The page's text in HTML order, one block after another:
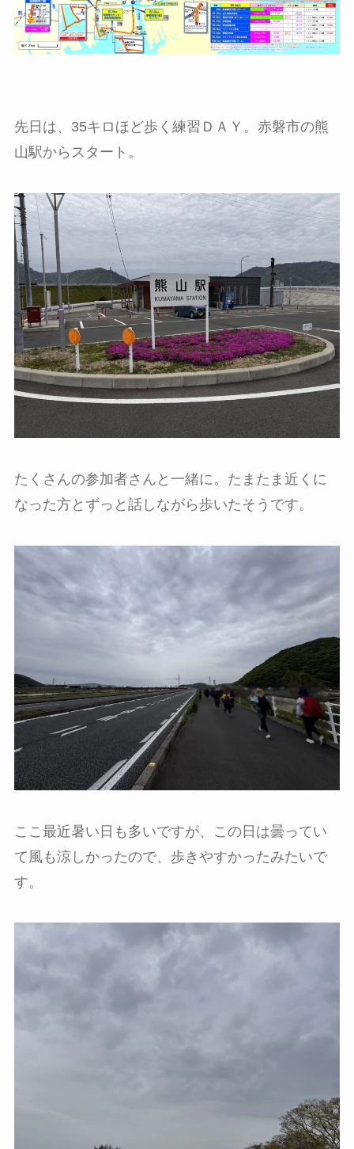
先日は、35キロほど歩く練習ＤＡＹ。赤磐市の熊
山駅からスタート。
たくさんの参加者さんと一緒に。たまたま近くに
なった方とずっと話しながら歩いたそうです。
ここ最近暑い日も多いですが、この日は曇ってい
て風も涼しかったので、歩きやすかったみたいで
す。